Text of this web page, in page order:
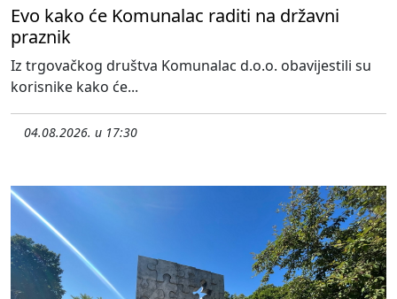
Evo kako će Komunalac raditi na državni
praznik
Iz trgovačkog društva Komunalac d.o.o. obavijestili su
korisnike kako će...
04.08.2026. u 17:30